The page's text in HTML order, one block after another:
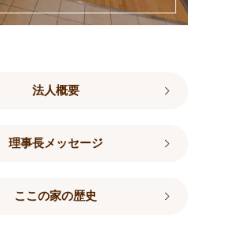
法人概要
理事長メッセージ
ここの家の歴史